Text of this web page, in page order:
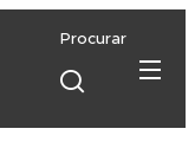
Procurar